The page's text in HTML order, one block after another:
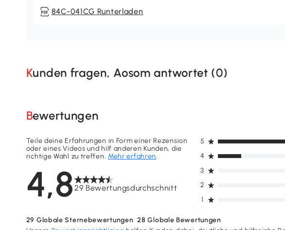
84C-041CG Runterladen
Kunden fragen, Aosom antwortet (0)
Bewertungen
4,8 29 Bewertungsdurchschnitt
Teile deine Erfahrungen in Form einer Rezension
oder eines Videos und hilf anderen Kunden, die
richtige Wahl zu treffen. Mehr erfahren.
1
2
3
4
5
29 Globale Sternebewertungen 28 Globale Bewertungen